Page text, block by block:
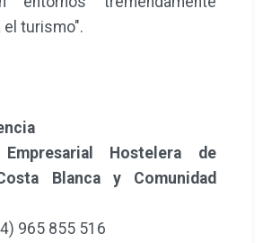
turismo".
Hostelera de
Blanca y Comunidad
965 855 516